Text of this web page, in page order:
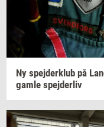
Ny spej­der­klub på
gamle spej­der­liv